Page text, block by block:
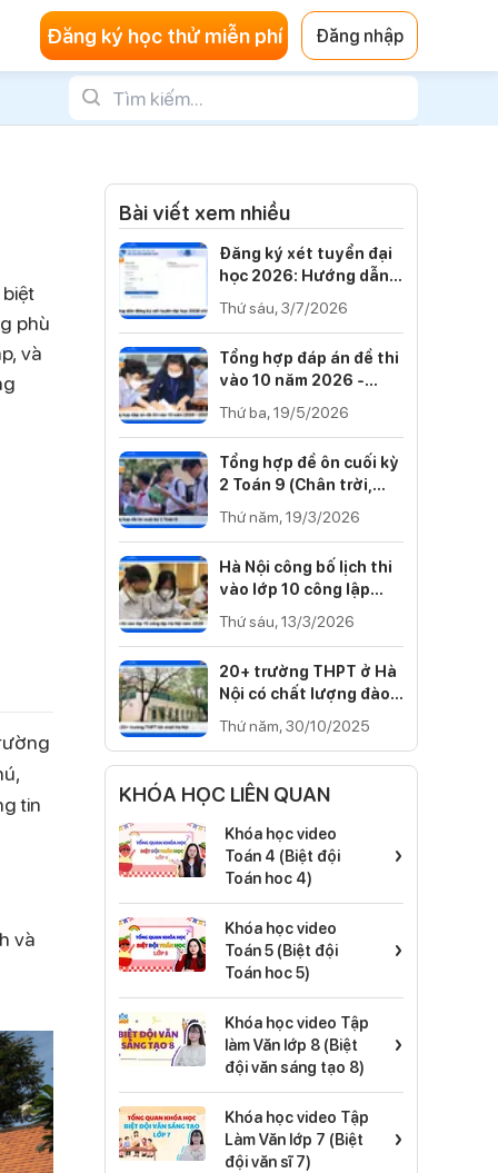
Đăng ký học thử miễn phí Đăng nhập
phù
và
tin
và
Bài viết xem nhiều
Đăng ký xét tuyển đại
học 2026: Hướng dẫn
từng bước
Thứ sáu, 3/7/2026
Tổng hợp đáp án đề thi
vào 10 năm 2026 -
2027 của 34 tỉnh thành
Thứ ba, 19/5/2026
Tổng hợp đề ôn cuối kỳ
2 Toán 9 (Chân trời,
Cánh diều, Kết nối tri
thức)
Thứ năm, 19/3/2026
Hà Nội công bố lịch thi
vào lớp 10 công lập
năm 2026
Thứ sáu, 13/3/2026
20+ trường THPT ở Hà
Nội có chất lượng đào
tạo tốt nhất 2025
Thứ năm, 30/10/2025
KHÓA HỌC LIÊN QUAN
Khóa học video
Toán 4 (Biệt đội
Toán hoc 4)
›
Khóa học video
Toán 5 (Biệt đội
Toán hoc 5)
›
Khóa học video Tập
làm Văn lớp 8 (Biệt
đội văn sáng tạo 8)
›
Khóa học video Tập
Làm Văn lớp 7 (Biệt
đội văn sĩ 7)
›